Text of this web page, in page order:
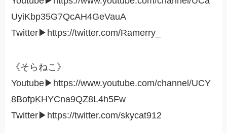
UyiKbp35G7QcAH4GeVauA
Twitter▶︎https://twitter.com/Ramerry_
《そらねこ》
Youtube▶︎https://www.youtube.com/channel/UCY
8BofpKHYCna9QZ8L4h5Fw
Twitter▶︎https://twitter.com/skycat912